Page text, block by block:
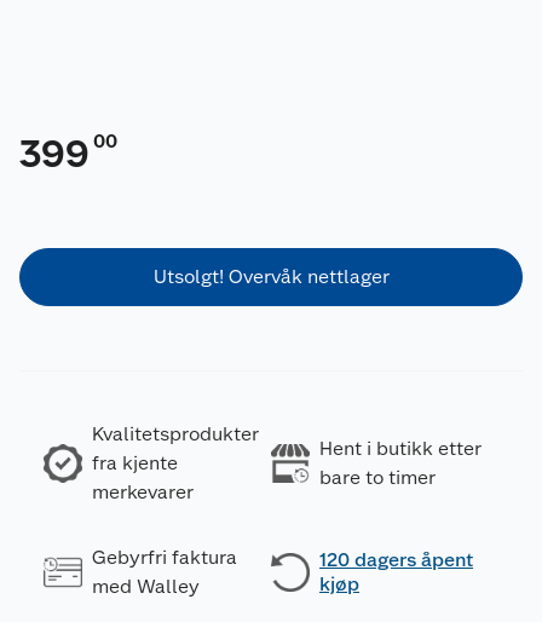
399 00
Utsolgt! Overvåk nettlager
Kvalitetsprodukter
fra kjente
merkevarer
Hent i butikk etter
bare to timer
Gebyrfri faktura
med Walley
120 dagers åpent
kjøp